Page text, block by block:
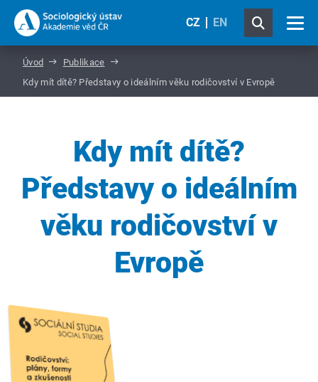
CZ EN
Úvod
Publikace
Kdy mít dítě? Představy o ideálním věku rodičovství v Evropě
Kdy mít dítě?
Představy o ideálním
věku rodičovství v
Evropě